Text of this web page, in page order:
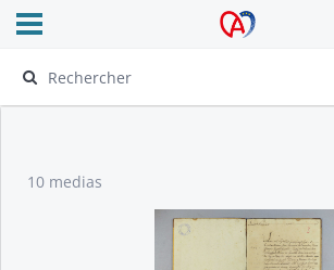
Archives Alsace - Colmar
Ouvrir le menu déroulant
10 medias